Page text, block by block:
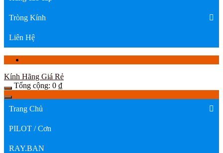
Tròng Kính
Liên Hệ
Kính Hãng Giá Rẻ
Tổng cộng: 0 ₫
Trang Chủ
PILOT / Cơn
RAY.BAN